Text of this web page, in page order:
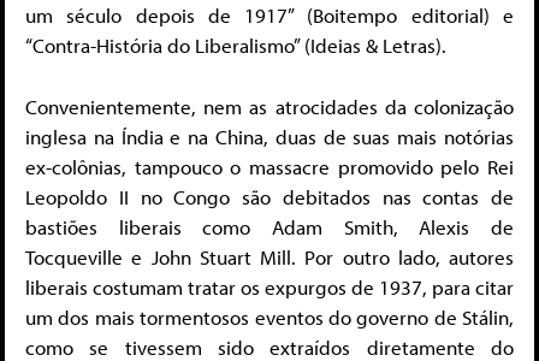
um século depois de 1917” (Boitempo editorial) e
“Contra-História do Liberalismo” (Ideias & Letras).
Convenientemente, nem as atrocidades da colonização
inglesa na Índia e na China, duas de suas mais notórias
ex-colônias, tampouco o massacre promovido pelo Rei
Leopoldo II no Congo são debitados nas contas de
bastiões liberais como Adam Smith, Alexis de
Tocqueville e John Stuart Mill. Por outro lado, autores
liberais costumam tratar os expurgos de 1937, para citar
um dos mais tormentosos eventos do governo de Stálin,
como se tivessem sido extraídos diretamente do